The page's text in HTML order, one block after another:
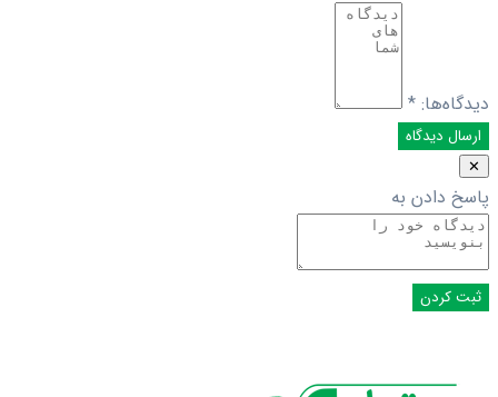
دیدگاه‌ها: *
✕
پاسخ دادن به